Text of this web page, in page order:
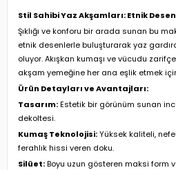
Stil Sahibi Yaz Akşamları: Etnik
Şıklığı ve konforu bir arada sunan bu
etnik desenlerle buluşturarak yaz
oluyor. Akışkan kumaşı ve vücudu
akşam yemeğine her ana eşlik etmek
Ürün Detayları ve Avantajları:
Tasarım:Estetik bir görünüm sunan
dekoltesi.
Kumaş Teknolojisi:Yüksek kaliteli,
ferahlık hissi veren doku.
Silüet:Boyu uzun gösteren maksi form